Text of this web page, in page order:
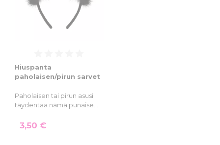
Hiuspanta
paholaisen/pirun sarvet
Paholaisen tai pirun asusi
täydentää nämä punaise…
3,50 €